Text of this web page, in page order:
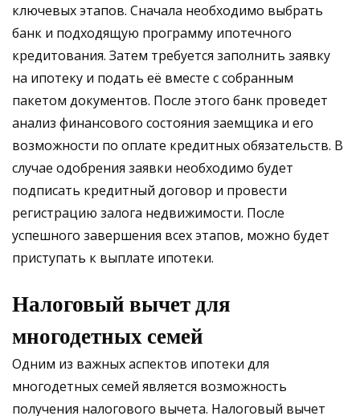
ключевых этапов. Сначала необходимо выбрать
банк и подходящую программу ипотечного
кредитования. Затем требуется заполнить заявку
на ипотеку и подать её вместе с собранным
пакетом документов. После этого банк проведет
анализ финансового состояния заемщика и его
возможности по оплате кредитных обязательств. В
случае одобрения заявки необходимо будет
подписать кредитный договор и провести
регистрацию залога недвижимости. После
успешного завершения всех этапов, можно будет
приступать к выплате ипотеки.
Налоговый вычет для
многодетных семей
Одним из важных аспектов ипотеки для
многодетных семей является возможность
получения налогового вычета. Налоговый вычет